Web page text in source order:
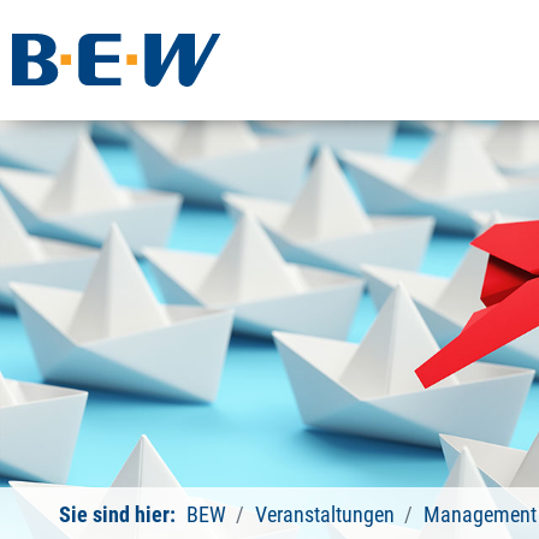
Sie sind hier: BEW Veranstaltungen